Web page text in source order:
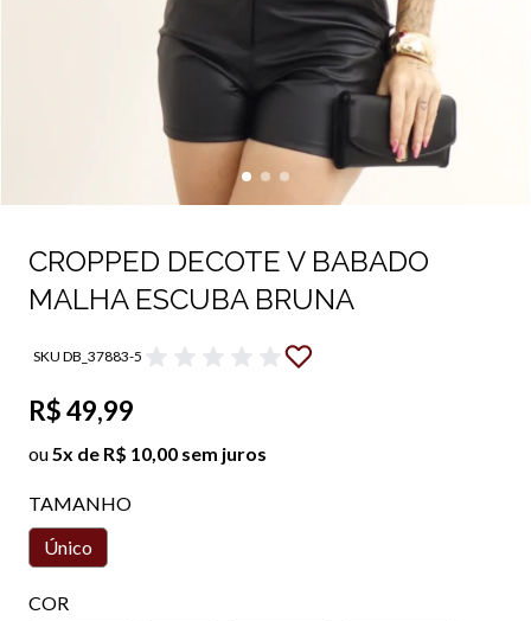
CROPPED DECOTE V BABADO
MALHA ESCUBA BRUNA
SKU DB_37883-5
R$ 49,99
ou5x de R$ 10,00 sem juros
TAMANHO
Único
COR